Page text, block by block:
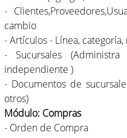
-
cambio
- Artículos - Línea,
- Sucursales
independiente )
- Documentos de
otros)
Módulo: Compras
- Orden de Compra